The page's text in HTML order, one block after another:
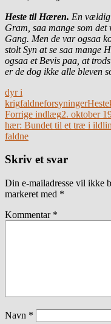
Heste til Hæren. En
Gram, saa mange som
Gang. Men de var ogsaa
stolt Syn at se saa mange
ogsaa et Bevis paa, at
er de dog ikke alle bleven
dyr i
krigfaldneforsyningerHeste
Forrige indlæg2. oktober
hær: Bundet til et træ i
faldne
Skriv et svar
Din e-mailadresse vil ikke
markeret med *
Kommentar *
Navn *